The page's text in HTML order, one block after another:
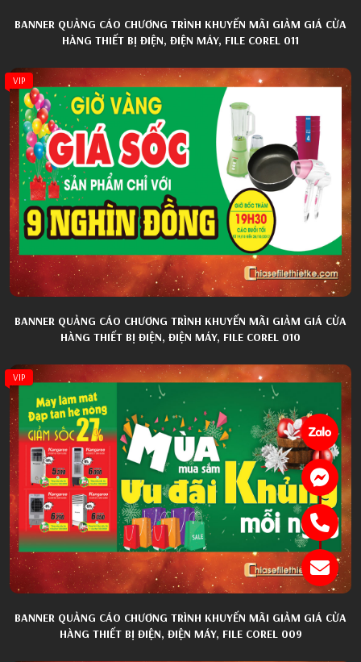
BANNER QUẢNG CÁO CHƯƠNG TRÌNH KHUYẾN MÃI GIẢM GIÁ CỬA
HÀNG THIẾT BỊ ĐIỆN, ĐIỆN MÁY, FILE COREL 011
VIP
BANNER QUẢNG CÁO CHƯƠNG TRÌNH KHUYẾN MÃI GIẢM GIÁ CỬA
HÀNG THIẾT BỊ ĐIỆN, ĐIỆN MÁY, FILE COREL 010
VIP
BANNER QUẢNG CÁO CHƯƠNG TRÌNH KHUYẾN MÃI GIẢM GIÁ CỬA
HÀNG THIẾT BỊ ĐIỆN, ĐIỆN MÁY, FILE COREL 009